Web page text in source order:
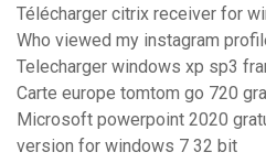
Télécharger citrix receiver for
Who viewed my instagram
Telecharger windows xp sp3
Carte europe tomtom go 720
Microsoft powerpoint 2020
version for windows 7 32 bit